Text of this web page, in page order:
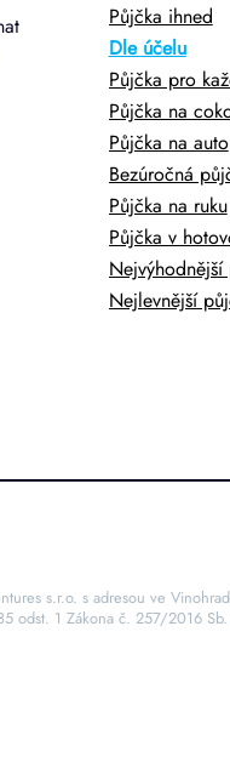
Půjčka ihned
Dle účelu
Půjčka pro
Půjčka na
Půjčka na auto
Bezúročná
Půjčka na ruku
Půjčka v
Nejvýhodnější
Nejlevnější
s.r.o. s adresou ve
1 Zákona č. 257/2016